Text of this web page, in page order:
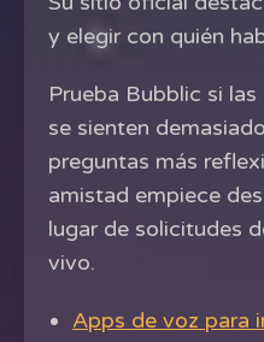
y elegir con quién
Prueba Bubblic si
se sienten
preguntas más
amistad empiece
lugar de solicitudes
vivo.
Apps de voz para